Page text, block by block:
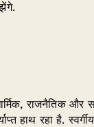
राजनैतिक और
हाथ रहा है.